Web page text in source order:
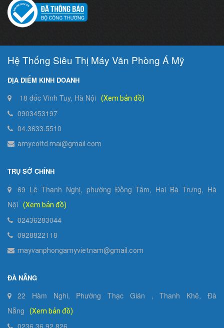
Hệ Thống Siêu Thị Máy Văn Phòng Á Mỹ
ĐỊA ĐIỂM KINH DOANH
18 dốc Vĩnh Tuy, Hà Nội (Xem bản đồ)
0903453197
04.3633.5510
amycoltd.mai@gmail.com
TRỤ SỞ CHÍNH
69 Lê Thanh Nghị, phường Đồng Tâm, Hai Bà Trưng, Hà
Nội
(Xem bản đồ)
02436283044
0928822118
mayvanphongamyvietnam@gmail.com
ĐÀ NẴNG
22 Hàm Nghi, Phường Thạc Gián , Thanh Khê, Đà
Nẵng
(Xem bản đồ)